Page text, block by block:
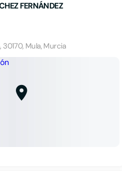
FERNÁNDEZ
Mula, Murcia